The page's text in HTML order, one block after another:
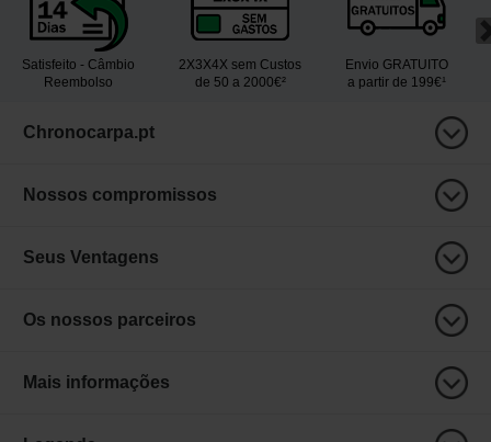
Satisfeito - Câmbio
Reembolso
2X3X4X sem Custos
de 50 a 2000€²
Envio GRATUITO
a partir de 199€¹
Chronocarpa.pt
Nossos compromissos
Seus Ventagens
Os nossos parceiros
Mais informações